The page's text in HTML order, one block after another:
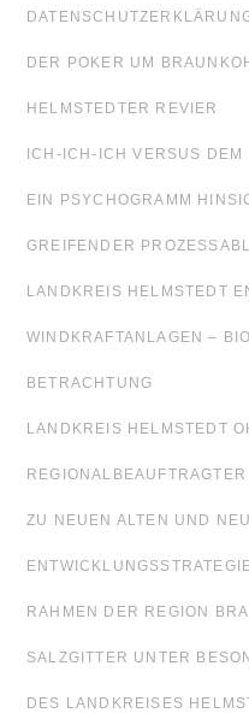
DER POKER UM
HELMSTEDTER REVIER
ICH-ICH-ICH VERSUS
EIN PSYCHOGRAMM
GREIFENDER
LANDKREIS HELMSTEDT
WINDKRAFTANLAGEN –
BETRACHTUNG
LANDKREIS HELMSTEDT
ZU NEUEN ALTEN UND
RAHMEN DER REGION
SALZGITTER UNTER
DES LANDKREISES